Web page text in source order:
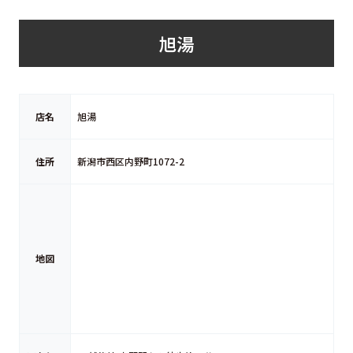
旭湯
店名 旭湯
住所 新潟市西区内野町1072-2
地図